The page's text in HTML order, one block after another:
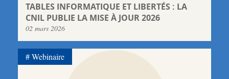
TABLES INFORMATIQUE ET LIBERTÉS : LA
CNIL PUBLIE LA MISE À JOUR 2026
02 mars 2026
Webinaire